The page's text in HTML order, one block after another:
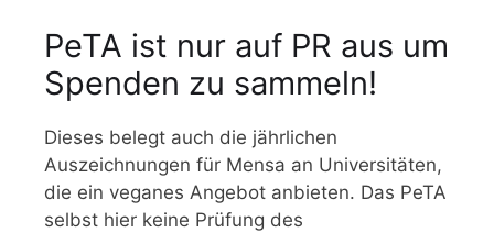
PeTA ist nur auf PR aus um
Spenden zu sammeln!
Dieses belegt auch die jährlichen
Auszeichnungen für Mensa an Universitäten,
die ein veganes Angebot anbieten. Das PeTA
selbst hier keine Prüfung des